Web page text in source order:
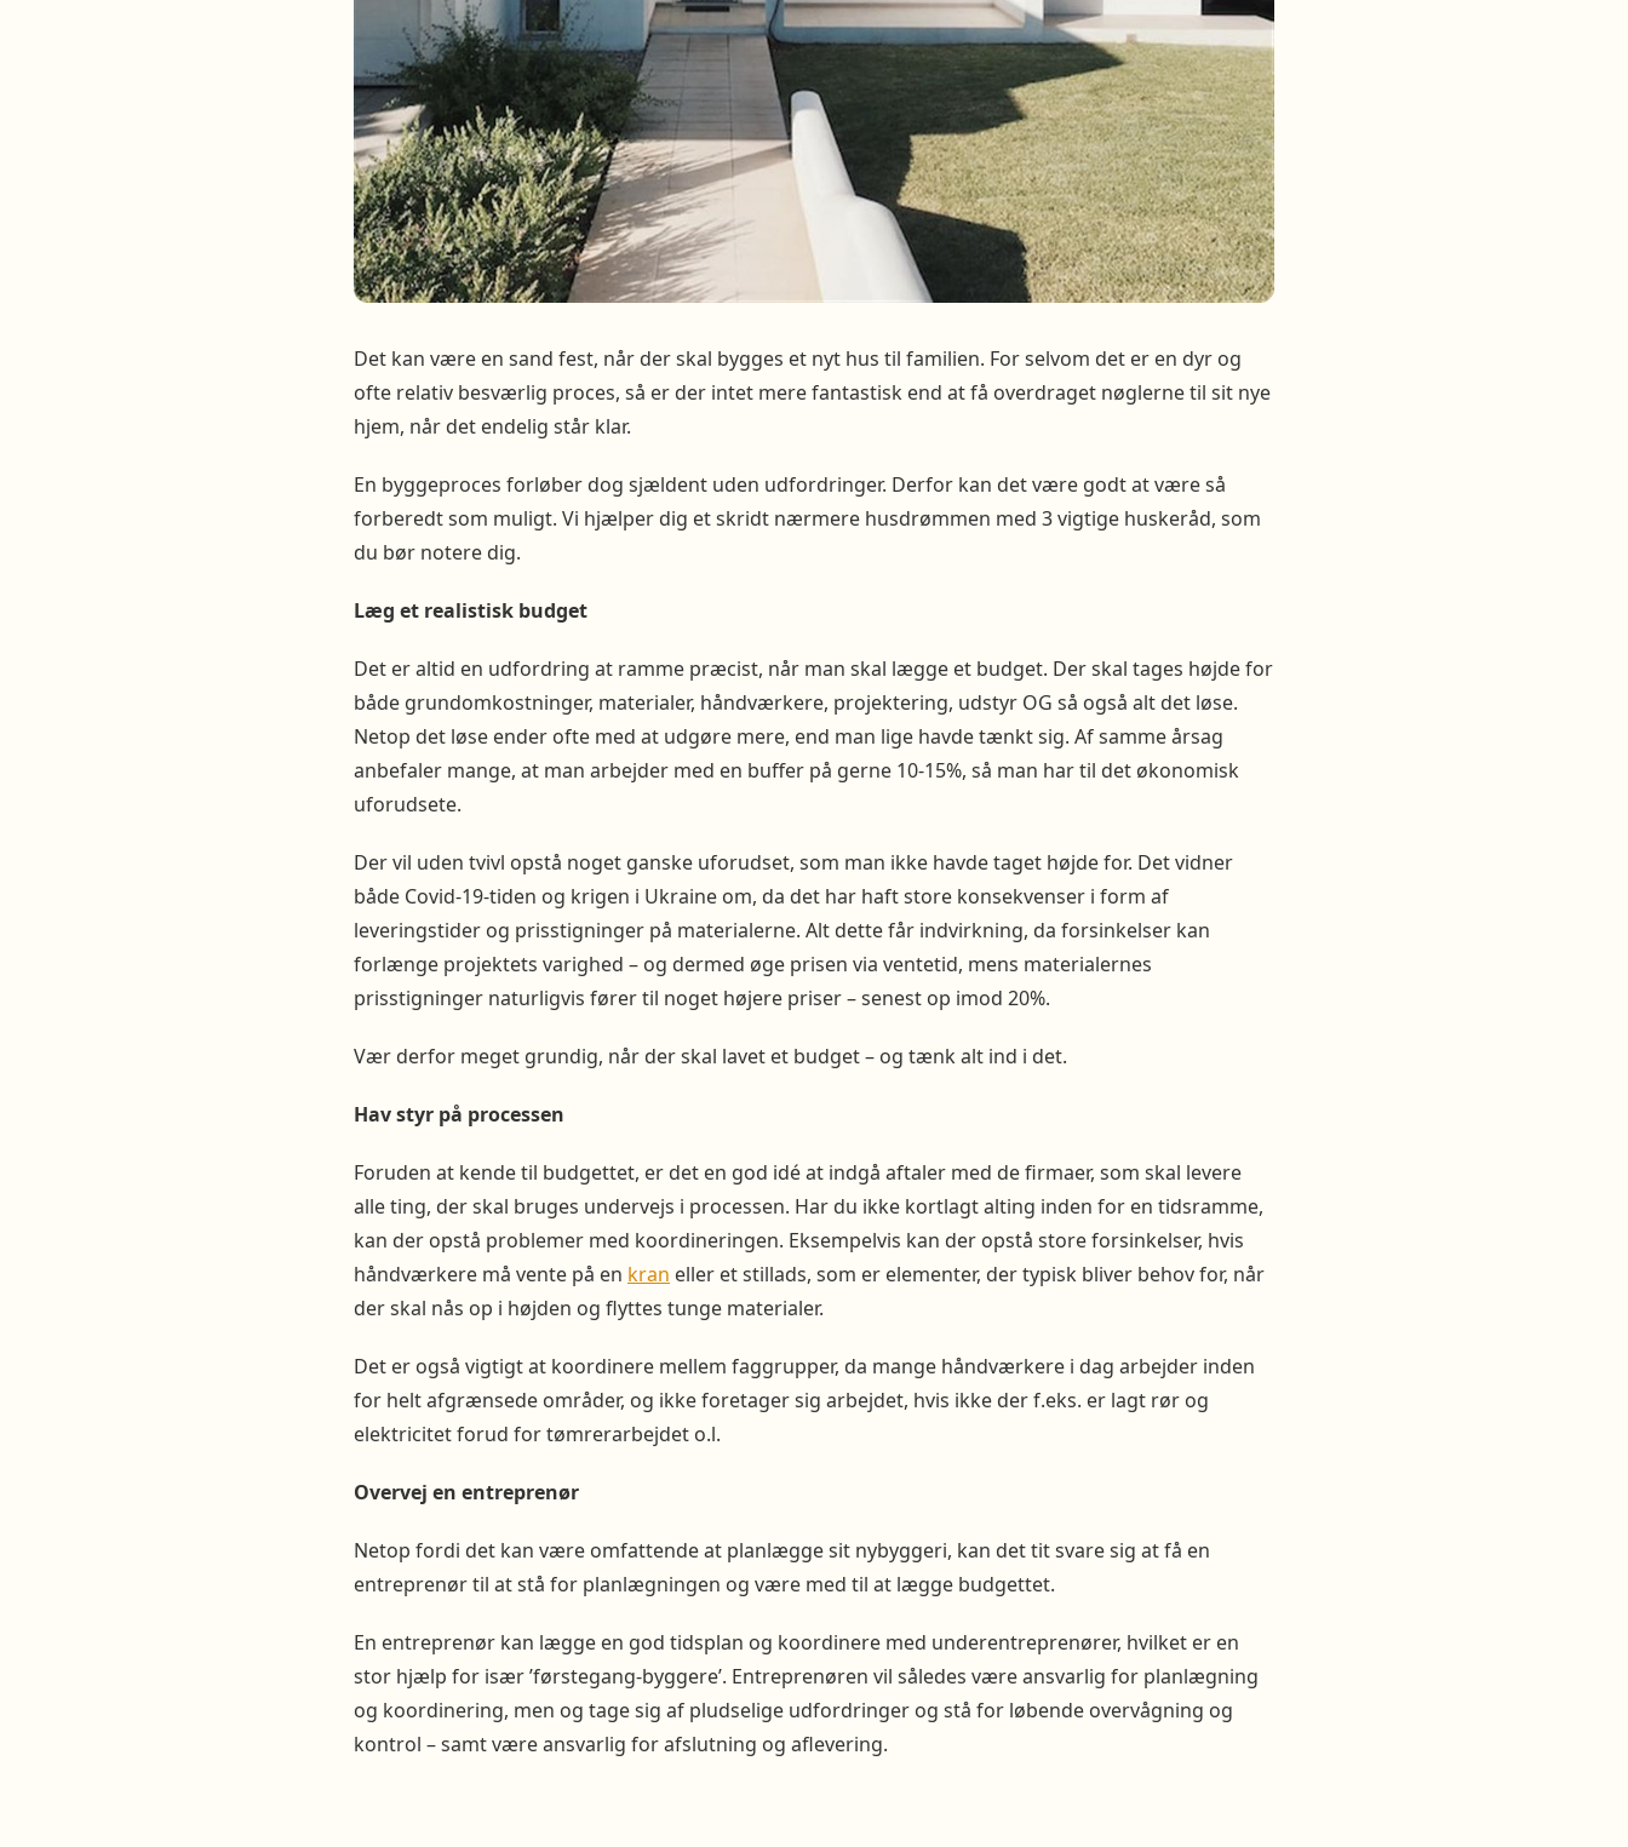
Det kan være en sand fest, når der skal bygges et nyt hus til familien. For selvom det er en dyr og
ofte relativ besværlig proces, så er der intet mere fantastisk end at få overdraget nøglerne til sit nye
hjem, når det endelig står klar.
En byggeproces forløber dog sjældent uden udfordringer. Derfor kan det være godt at være så
forberedt som muligt. Vi hjælper dig et skridt nærmere husdrømmen med 3 vigtige huskeråd, som
du bør notere dig.
Læg et realistisk budget
Det er altid en udfordring at ramme præcist, når man skal lægge et budget. Der skal tages højde for
både grundomkostninger, materialer, håndværkere, projektering, udstyr OG så også alt det løse.
Netop det løse ender ofte med at udgøre mere, end man lige havde tænkt sig. Af samme årsag
anbefaler mange, at man arbejder med en buffer på gerne 10-15%, så man har til det økonomisk
uforudsete.
Der vil uden tvivl opstå noget ganske uforudset, som man ikke havde taget højde for. Det vidner
både Covid-19-tiden og krigen i Ukraine om, da det har haft store konsekvenser i form af
leveringstider og prisstigninger på materialerne. Alt dette får indvirkning, da forsinkelser kan
forlænge projektets varighed – og dermed øge prisen via ventetid, mens materialernes
prisstigninger naturligvis fører til noget højere priser – senest op imod 20%.
Vær derfor meget grundig, når der skal lavet et budget – og tænk alt ind i det.
Hav styr på processen
Foruden at kende til budgettet, er det en god idé at indgå aftaler med de firmaer, som skal levere
alle ting, der skal bruges undervejs i processen. Har du ikke kortlagt alting inden for en tidsramme,
kan der opstå problemer med koordineringen. Eksempelvis kan der opstå store forsinkelser, hvis
håndværkere må vente på en kran eller et stillads, som er elementer, der typisk bliver behov for, når
der skal nås op i højden og flyttes tunge materialer.
Det er også vigtigt at koordinere mellem faggrupper, da mange håndværkere i dag arbejder inden
for helt afgrænsede områder, og ikke foretager sig arbejdet, hvis ikke der f.eks. er lagt rør og
elektricitet forud for tømrerarbejdet o.l.
Overvej en entreprenør
Netop fordi det kan være omfattende at planlægge sit nybyggeri, kan det tit svare sig at få en
entreprenør til at stå for planlægningen og være med til at lægge budgettet.
En entreprenør kan lægge en god tidsplan og koordinere med underentreprenører, hvilket er en
stor hjælp for især ’førstegang-byggere’. Entreprenøren vil således være ansvarlig for planlægning
og koordinering, men og tage sig af pludselige udfordringer og stå for løbende overvågning og
kontrol – samt være ansvarlig for afslutning og aflevering.